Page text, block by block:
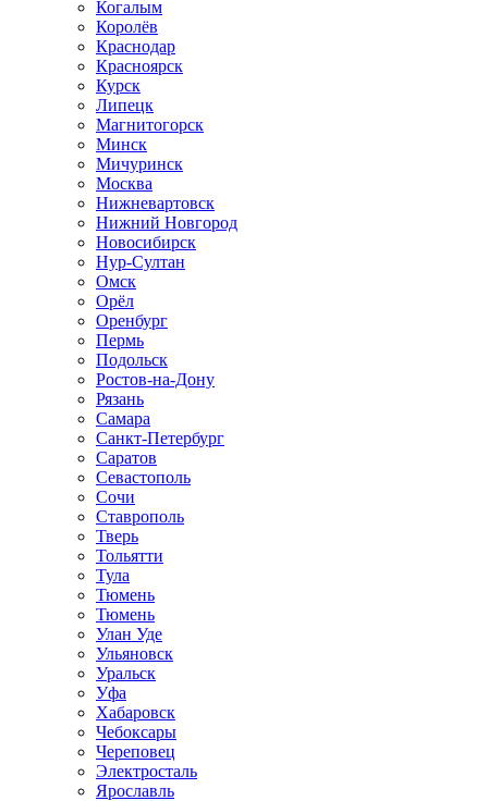
Когалым
Королёв
Краснодар
Красноярск
Курск
Липецк
Магнитогорск
Минск
Мичуринск
Москва
Нижневартовск
Нижний Новгород
Новосибирск
Нур-Султан
Омск
Орёл
Оренбург
Пермь
Подольск
Ростов-на-Дону
Рязань
Самара
Санкт-Петербург
Саратов
Севастополь
Сочи
Ставрополь
Тверь
Тольятти
Тула
Тюмень
Тюмень
Улан Уде
Ульяновск
Уральск
Уфа
Хабаровск
Чебоксары
Череповец
Электросталь
Ярославль